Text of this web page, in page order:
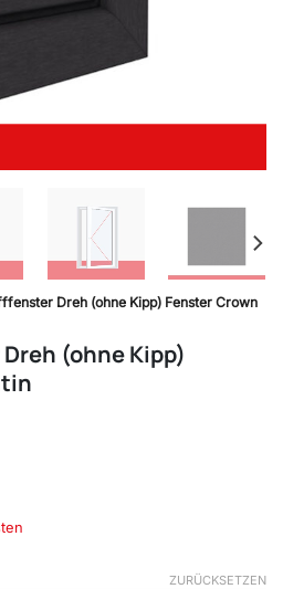
Dreh (ohne Kipp) Fenster Crown
(ohne Kipp)
ZURÜCKSETZEN